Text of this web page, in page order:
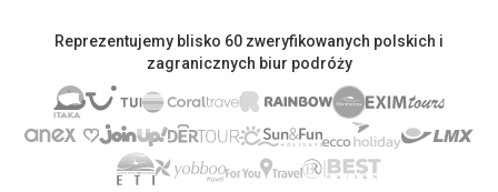
Reprezentujemy blisko 60 zweryfikowanych polskich i
zagranicznych biur podróży